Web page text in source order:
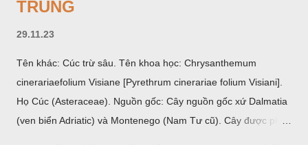
TRÙNG
29.11.23
Tên khác: Cúc trừ sâu. Tên khoa học: Chrysanthemum
cinerariaefolium Visiane [Pyrethrum cinerariae folium Visiani].
Họ Cúc (Asteraceae). Nguồn gốc: Cây nguồn gốc xứ Dalmatia
(ven biển Adriatic) và Montenego (Nam Tư cũ). Cây được phân